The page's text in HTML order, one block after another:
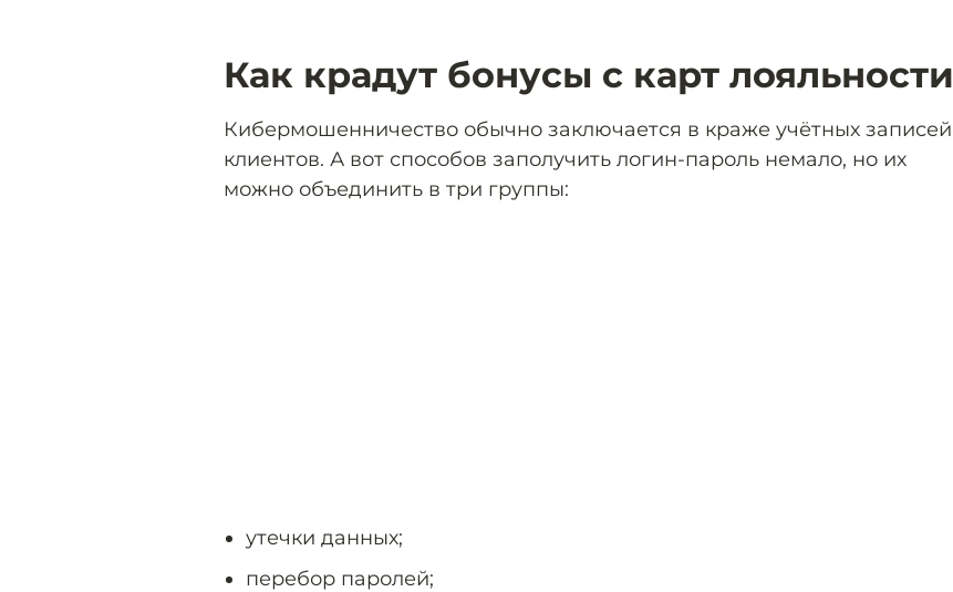
Как крадут бонусы с карт лояльности
Кибермошенничество обычно заключается в краже учётных записей
клиентов. А вот способов заполучить логин-пароль немало, но их
можно объединить в три группы:
утечки данных;
перебор паролей;